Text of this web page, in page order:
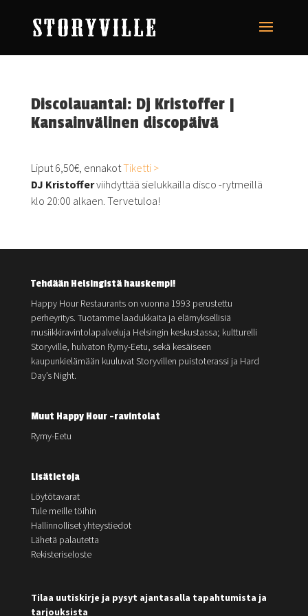
Discolauantai: Dj Kristoffer |
Kansainvälinen discopäivä
Liput 6,50€, ennakotTiketti >
DJ Kristofferviihdyttää sielukkailla disco -rytmeillä
klo 20:00 alkaen. Tervetuloa!
Tehdään Helsingistä hauskempi!
Happy Hour Restaurants on vuonna 1993 perustettu
perheyritys. Tuotamme laadukkaita ja elämyksellisiä
musiikkiravintolapalveluja Helsingin keskustassa; kultturelli
Storyville, hulvaton Rymy-Eetu, sekä kesäiseen
kaupunkielämään kuuluvat Storyvillen puistoterassi ja Hard
Day’s Night.
Muut Happy Hour -ravintolat
Rymy-Eetu
Lisätietoja
Löytötavarat
Tule meille töihin
Hallinnolliset yhteystiedot
Lähetä palautetta
Rekisteriseloste
Tilaa uutiskirje ja pysyt ajantasalla tapahtumista ja
tarjouksista